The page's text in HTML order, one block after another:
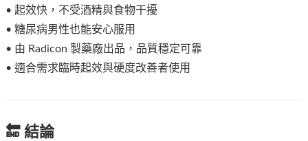
• 起效快，不受酒精與食物干擾
• 糖尿病男性也能安心服用
• 由 Radicon 製藥廠出品，品質穩定可靠
• 適合需求臨時起效與硬度改善者使用
🔚 結論